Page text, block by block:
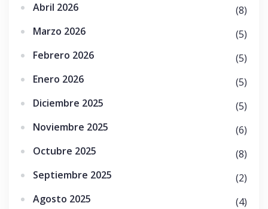
Abril 2026
(8)
Marzo 2026
(5)
Febrero 2026
(5)
Enero 2026
(5)
Diciembre 2025
(5)
Noviembre 2025
(6)
Octubre 2025
(8)
Septiembre 2025
(2)
Agosto 2025
(4)